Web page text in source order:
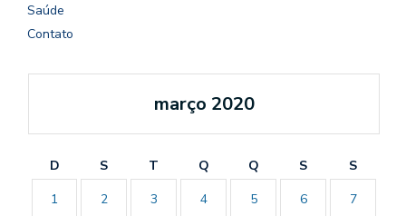
Saúde
Contato
março 2020
D S T Q Q S
S
1
2 3 4 5 6 7